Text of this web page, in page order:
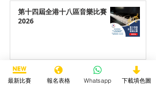
第十四屆全港十八區音樂比賽
2026
第十四屆全港十八區藝術創作比
賽2026
最新比賽 報名表格 Whatsapp 下載填色圖